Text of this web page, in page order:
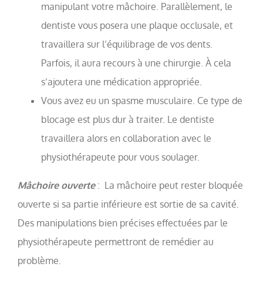
manipulant votre mâchoire. Parallèlement, le
dentiste vous posera une plaque occlusale, et
travaillera sur l’équilibrage de vos dents.
Parfois, il aura recours à une chirurgie. À cela
s’ajoutera une médication appropriée.
Vous avez eu un spasme musculaire. Ce type de
blocage est plus dur à traiter. Le dentiste
travaillera alors en collaboration avec le
physiothérapeute pour vous soulager.
Mâchoire ouverte: La mâchoire peut rester bloquée
ouverte si sa partie inférieure est sortie de sa cavité.
Des manipulations bien précises effectuées par le
physiothérapeute permettront de remédier au
problème.